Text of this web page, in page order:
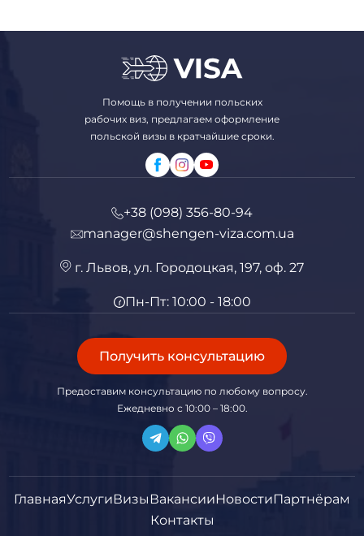
Помощь в получении польских
рабочих виз, предлагаем оформление
польской визы в кратчайшие сроки.
+38 (098) 356-80-94
manager@shengen-viza.com.ua
г. Львов, ул. Городоцкая, 197, оф. 27
Пн-Пт: 10:00 - 18:00
Получить консультацию
Предоставим консультацию по любому вопросу.
Ежедневно с 10:00 – 18:00.
ГлавнаяУслугиВизы ВакансииНовостиПартнёрам
Контакты